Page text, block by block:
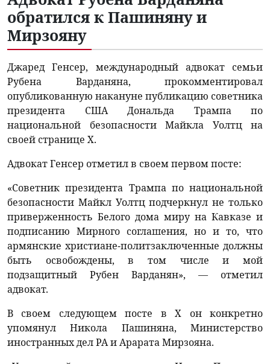
обратился к Пашиняну и
Мирзояну
Джаред Генсер, международный адвокат семьи
Рубена Варданяна, прокомментировал
опубликованную накануне публикацию советника
президента США Дональда Трампа по
национальной безопасности Майкла Уолтц на
своей странице X.
Адвокат Генсер отметил в своем первом посте:
«Советник президента Трампа по национальной
безопасности Майкл Уолтц подчеркнул не только
приверженность Белого дома миру на Кавказе и
подписанию Мирного соглашения, но и то, что
армянские христиане-политзаключенные должны
быть освобождены, в том числе и мой
подзащитный Рубен Варданян», — отметил
адвокат.
В своем следующем посте в X он конкретно
упомянул Никола Пашиняна, Министерство
иностранных дел РА и Арарата Мирзояна.